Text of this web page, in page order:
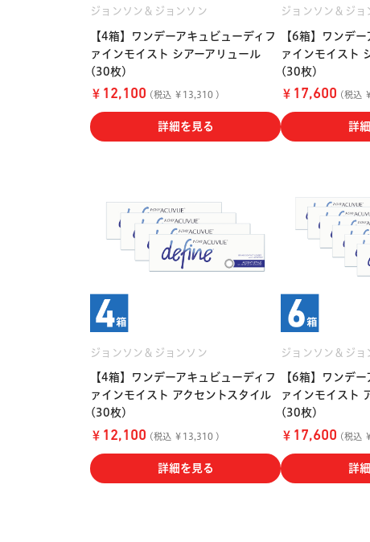
ジョンソン＆ジョンソン
【4箱】ワンデーアキュビューディフ
ァインモイスト シアーアリュール
(30枚)
￥ 12,100 (税込 ￥13,310 )
詳細を見る
ジョンソン＆ジョ
【6箱】ワンデ
ァインモイスト
(30枚)
￥ 17,600 (税込
詳
ジョンソン＆ジョンソン
【4箱】ワンデーアキュビューディフ
ァインモイスト アクセントスタイル
(30枚)
￥ 12,100 (税込 ￥13,310 )
詳細を見る
ジョンソン＆ジョ
【6箱】ワンデ
ァインモイスト
(30枚)
￥ 17,600 (税込
詳